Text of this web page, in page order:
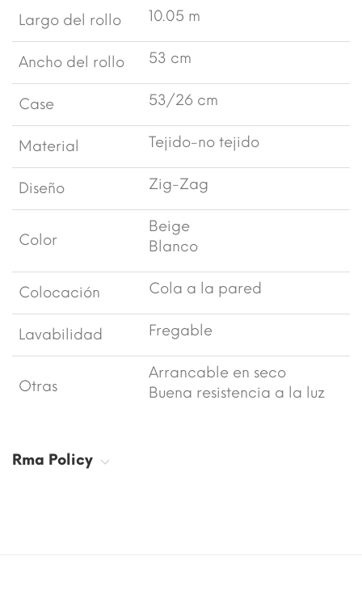
Largo del rollo 10.05 m
Ancho del rollo 53 cm
Case 53/26 cm
Material Tejido-no tejido
Diseño Zig-Zag
Color
Beige
Blanco
Colocación Cola a la pared
Lavabilidad Fregable
Otras
Arrancable en seco
Buena resistencia a la luz
Rma Policy